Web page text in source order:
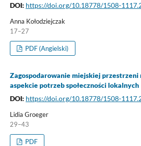
DOI: https://doi.org/10.18778/1508-
Anna Kołodziejczak
17–27
PDF (Angielski)
Zagospodarowanie miejskiej przestrzeni
aspekcie potrzeb społeczności lokalnych
DOI: https://doi.org/10.18778/1508-
Lidia Groeger
29–43
PDF